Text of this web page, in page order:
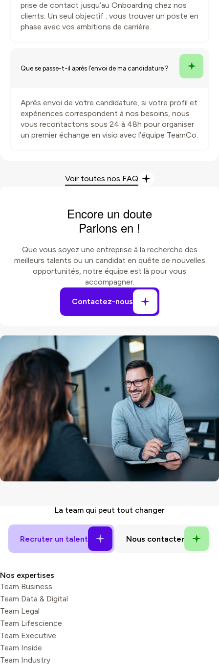
prise de contact jusqu’au Onboarding chez nos
clients. Un seul objectif : vous trouver un poste en
phase avec vos ambitions de carrière.
Que se passe-t-il après l’envoi de ma candidature ?
Après envoi de votre candidature, si votre profil et
expériences correspondent à nos besoins, nous
vous recontactons sous 24 à 48h pour organiser
un premier échange en visio avec l’équipe TeamCo.
Voir toutes nos FAQ
Encore un doute
Parlons en !
Que vous soyez une entreprise à la recherche des
meilleurs talents ou un candidat en quête de nouvelles
opportunités, notre équipe est là pour vous
accompagner.
La teamqui peut tout changer
Nos expertises
Team Business
Team Data & Digital
Team Legal
Team Lifescience
Team Executive
Team Inside
Team Industry